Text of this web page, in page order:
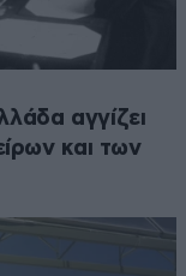
αγγίζει
και των